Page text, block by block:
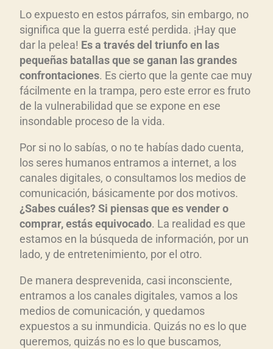
Lo expuesto en estos párrafos, sin embargo, no
significa que la guerra esté perdida. ¡Hay que
dar la pelea! Es a través del triunfo en las
pequeñas batallas que se ganan las grandes
confrontaciones. Es cierto que la gente cae muy
fácilmente en la trampa, pero este error es fruto
de la vulnerabilidad que se expone en ese
insondable proceso de la vida.
Por si no lo sabías, o no te habías dado cuenta,
los seres humanos entramos a internet, a los
canales digitales, o consultamos los medios de
comunicación, básicamente por dos motivos.
¿Sabes cuáles? Si piensas que es vender o
comprar, estás equivocado. La realidad es que
estamos en la búsqueda de información, por un
lado, y de entretenimiento, por el otro.
De manera desprevenida, casi inconsciente,
entramos a los canales digitales, vamos a los
medios de comunicación, y quedamos
expuestos a su inmundicia. Quizás no es lo que
queremos, quizás no es lo que buscamos,